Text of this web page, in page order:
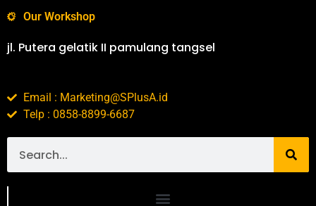
Our Workshop
jl. Putera gelatik II pamulang tangsel
Email : Marketing@SPlusA.id
Telp : 0858-8899-6687